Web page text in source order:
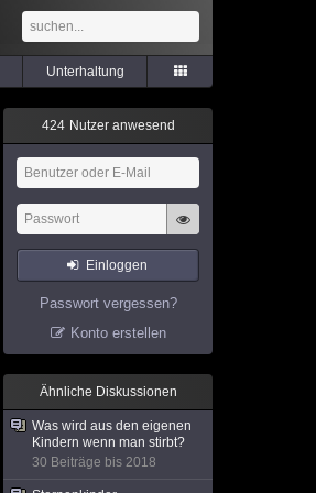
Unterhaltung
424 Nutzer anwesend
Einloggen
Passwort vergessen?
Konto erstellen
Ähnliche Diskussionen
Was wird aus den eigenen
Kindern wenn man stirbt?
30 Beiträge bis 2018